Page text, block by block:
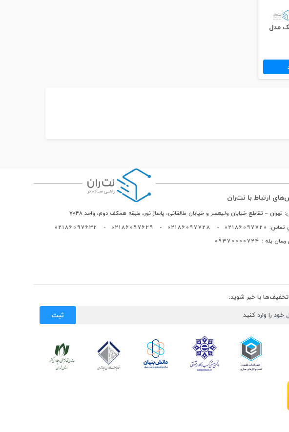
مدل
ارتباط با نت‌ران
تهران – تقاطع خیابان ولیعصر و خیابان طالقانی، پاساژ نور، طبقه همکف دوم، واحد 7048
تماس: 02186097720
-
02186097728
-
02186097629
-
02186097632
رسان بله : 09370000724
با خبر شوید:
ثبت